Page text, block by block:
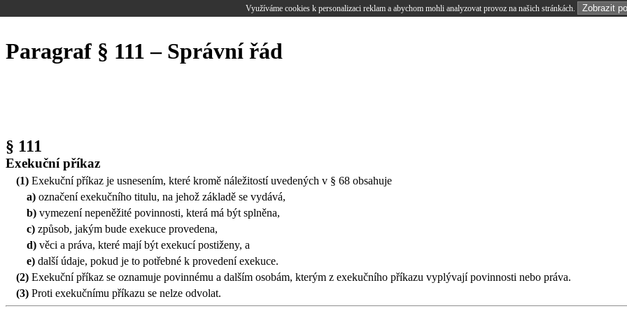
Využíváme cookies k personalizaci reklam a abychom mohli analyzovat provoz na našich stránkách. Zobrazit
Paragraf § 111 – Správní řád
§ 111
Exekuční příkaz
(1) Exekuční příkaz je usnesením, které kromě náležitostí uvedených v § 68 obsahuje
a) označení exekučního titulu, na jehož základě se vydává,
b) vymezení nepeněžité povinnosti, která má být splněna,
c) způsob, jakým bude exekuce provedena,
d) věci a práva, které mají být exekucí postiženy, a
e) další údaje, pokud je to potřebné k provedení exekuce.
(2) Exekuční příkaz se oznamuje povinnému a dalším osobám, kterým z exekučního příkazu vyplývají povinnosti nebo práva.
(3) Proti exekučnímu příkazu se nelze odvolat.